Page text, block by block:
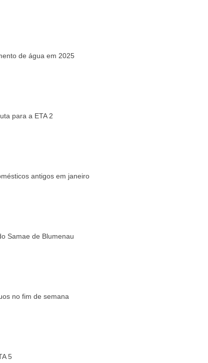
de água em 2025
para a ETA 2
antigos em janeiro
Samae de Blumenau
no fim de semana
5